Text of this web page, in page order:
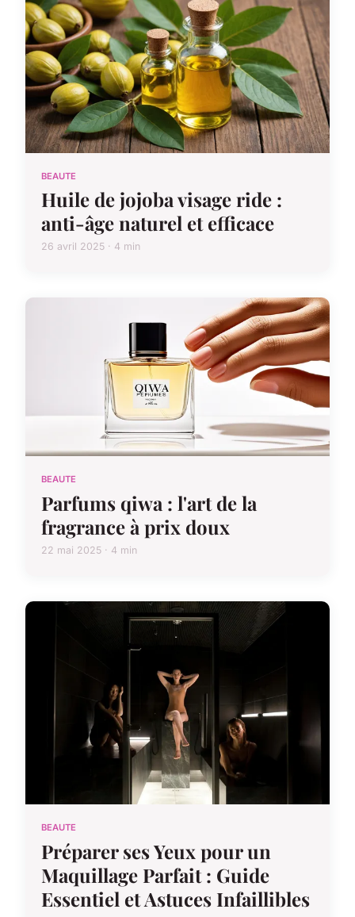
BEAUTE
Huile de jojoba visage ride :
anti-âge naturel et efficace
26 avril 2025 · 4 min
BEAUTE
Parfums qiwa : l'art de la
fragrance à prix doux
22 mai 2025 · 4 min
BEAUTE
Préparer ses Yeux pour un
Maquillage Parfait : Guide
Essentiel et Astuces Infaillibles